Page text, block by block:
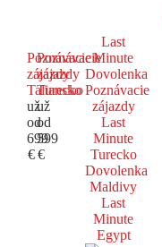
Poznávacie
zájazdy
Taliansko
už
od
699
€
Poznávacie
zájazdy
Turecko
už
od
599
€
Last
Minute
Dovolenka
Poznávacie
zájazdy
Last
Minute
Turecko
Dovolenka
Maldivy
Last
Minute
Egypt